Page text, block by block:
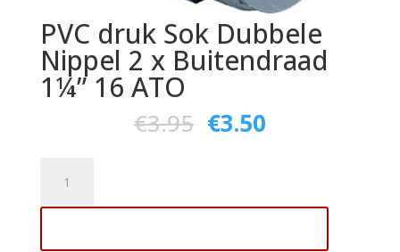
PVC druk Sok Dubbele
Nippel 2 x Buitendraad
1¼” 16 ATO
€3.95 €3.50
Sok
Nippel